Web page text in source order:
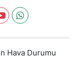
Hava Durumu